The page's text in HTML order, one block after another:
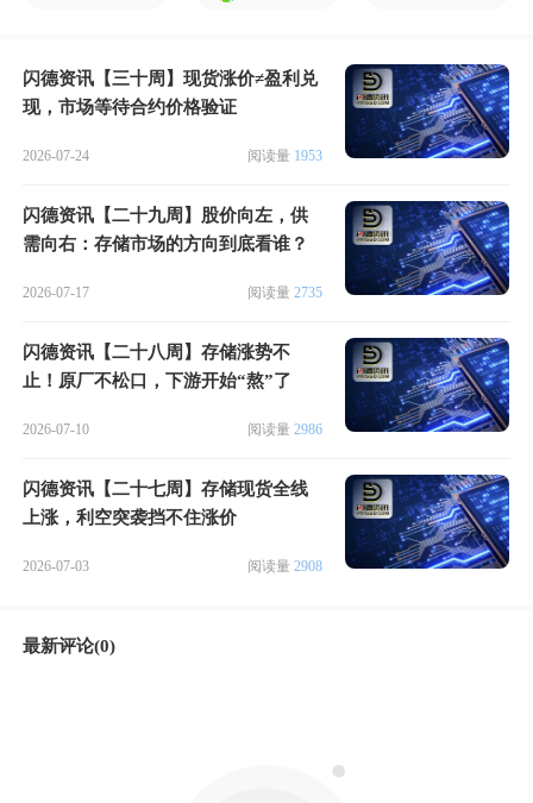
闪德资讯【三十周】现货涨价≠盈利兑
现，市场等待合约价格验证
2026-07-24 阅读量 1953
闪德资讯【二十九周】股价向左，供
需向右：存储市场的方向到底看谁？
2026-07-17 阅读量 2735
闪德资讯【二十八周】存储涨势不
止！原厂不松口，下游开始“熬”了
2026-07-10 阅读量 2986
闪德资讯【二十七周】存储现货全线
上涨，利空突袭挡不住涨价
2026-07-03 阅读量 2908
最新评论(0)